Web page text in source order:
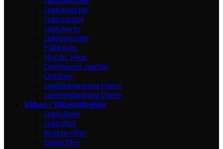
Jagtundertøj
Jagtregntøj
Jagtshorts
Jagtbørnetøj
Fjällräven
Nordic Heat
Deerhunter Jagttøj
Outdoor
Jagtbeklædning Herre
Jagtbeklædning Dame
Våben / Våbentilbehør
Jagtvåben
Jagtriffel
Brugte rifler
Salonriffel